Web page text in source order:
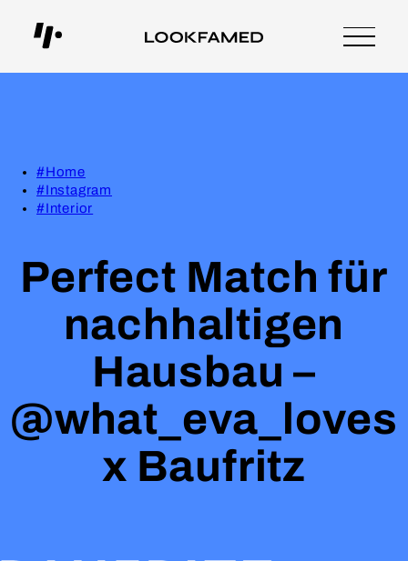
#Home
#Instagram
#Interior
Perfect Match für
nachhaltigen
Hausbau –
@what_eva_loves
x Baufritz